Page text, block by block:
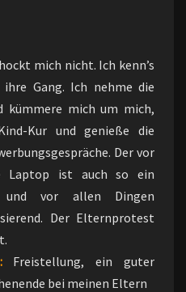
mich nicht. Ich kenn’s
Gang. Ich nehme die
kümmere mich um mich,
Kur und genieße die
Der vor
Laptop ist auch so ein
und vor allen Dingen
Der Elternprotest
Freistellung, ein guter
bei meinen Eltern